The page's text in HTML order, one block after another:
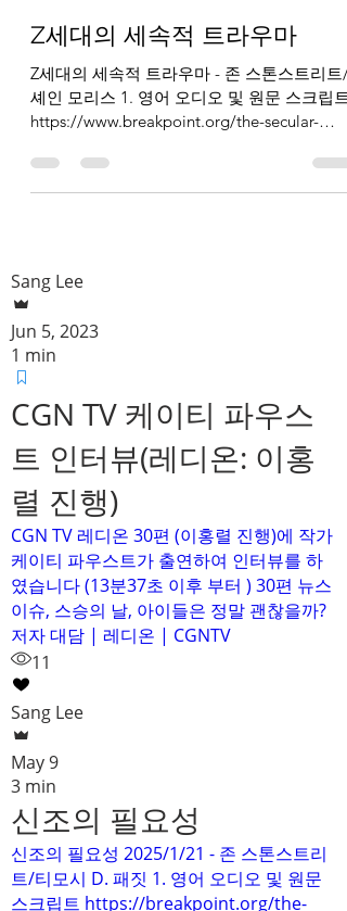
Z세대의 세속적 트라우마
Z세대의 세속적 트라우마 - 존 스톤스트리트/
셰인 모리스 1. 영어 오디오 및 원문 스크립트
https://www.breakpoint.org/the-secular-
크립트 (1) 한국어...
Sang Lee
Jun 5, 2023
1 min
CGN TV 케이티 파우스
트 인터뷰(레디온: 이홍
렬 진행)
CGN TV 레디온 30편 (이홍렬 진행)에 작가
케이티 파우스트가 출연하여 인터뷰를 하
였습니다 (13분37초 이후 부터 ) 30편 뉴스
이슈, 스승의 날, 아이들은 정말 괜찮을까?
저자 대담 | 레디온 | CGNTV
11
Sang Lee
May 9
3 min
신조의 필요성
신조의 필요성 2025/1/21 - 존 스톤스트리
트/티모시 D. 패짓 1. 영어 오디오 및 원문
스크립트 https://breakpoint.org/the-